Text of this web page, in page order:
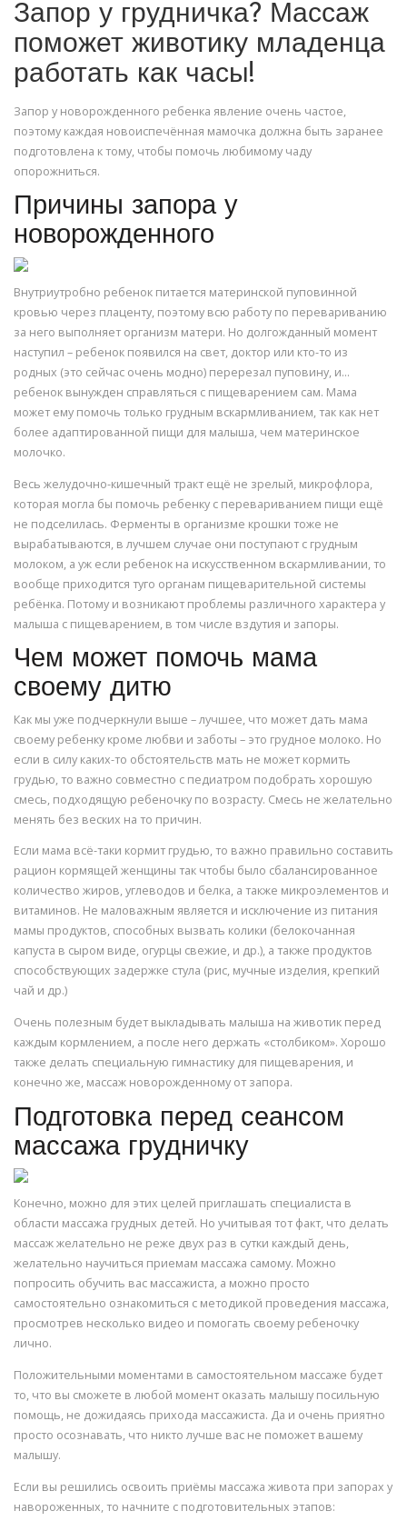
Запор у грудничка? Массаж
поможет животику младенца
работать как часы!
Запор у новорожденного ребенка явление очень частое,
поэтому каждая новоиспечённая мамочка должна быть заранее
подготовлена к тому, чтобы помочь любимому чаду
опорожниться.
Причины запора у
новорожденного
Внутриутробно ребенок питается материнской пуповинной
кровью через плаценту, поэтому всю работу по перевариванию
за него выполняет организм матери. Но долгожданный момент
наступил – ребенок появился на свет, доктор или кто-то из
родных (это сейчас очень модно) перерезал пуповину, и…
ребенок вынужден справляться с пищеварением сам. Мама
может ему помочь только грудным вскармливанием, так как нет
более адаптированной пищи для малыша, чем материнское
молочко.
Весь желудочно-кишечный тракт ещё не зрелый, микрофлора,
которая могла бы помочь ребенку с перевариванием пищи ещё
не подселилась. Ферменты в организме крошки тоже не
вырабатываются, в лучшем случае они поступают с грудным
молоком, а уж если ребенок на искусственном вскармливании, то
вообще приходится туго органам пищеварительной системы
ребёнка. Потому и возникают проблемы различного характера у
малыша с пищеварением, в том числе вздутия и запоры.
Чем может помочь мама
своему дитю
Как мы уже подчеркнули выше – лучшее, что может дать мама
своему ребенку кроме любви и заботы – это грудное молоко. Но
если в силу каких-то обстоятельств мать не может кормить
грудью, то важно совместно с педиатром подобрать хорошую
смесь, подходящую ребеночку по возрасту. Смесь не желательно
менять без веских на то причин.
Если мама всё-таки кормит грудью, то важно правильно составить
рацион кормящей женщины так чтобы было сбалансированное
количество жиров, углеводов и белка, а также микроэлементов и
витаминов. Не маловажным является и исключение из питания
мамы продуктов, способных вызвать колики (белокочанная
капуста в сыром виде, огурцы свежие, и др.), а также продуктов
способствующих задержке стула (рис, мучные изделия, крепкий
чай и др.)
Очень полезным будет выкладывать малыша на животик перед
каждым кормлением, а после него держать «столбиком». Хорошо
также делать специальную гимнастику для пищеварения, и
конечно же, массаж новорожденному от запора.
Подготовка перед сеансом
массажа грудничку
Конечно, можно для этих целей приглашать специалиста в
области массажа грудных детей. Но учитывая тот факт, что делать
массаж желательно не реже двух раз в сутки каждый день,
желательно научиться приемам массажа самому. Можно
попросить обучить вас массажиста, а можно просто
самостоятельно ознакомиться с методикой проведения массажа,
просмотрев несколько видео и помогать своему ребеночку
лично.
Положительными моментами в самостоятельном массаже будет
то, что вы сможете в любой момент оказать малышу посильную
помощь, не дожидаясь прихода массажиста. Да и очень приятно
просто осознавать, что никто лучше вас не поможет вашему
малышу.
Если вы решились освоить приёмы массажа живота при запорах у
навороженных, то начните с подготовительных этапов: